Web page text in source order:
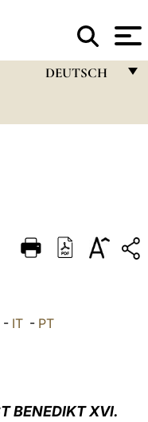
DEUTSCH
DEUTSCH
العربيّة - IT - PT
BENEDIKT XVI.